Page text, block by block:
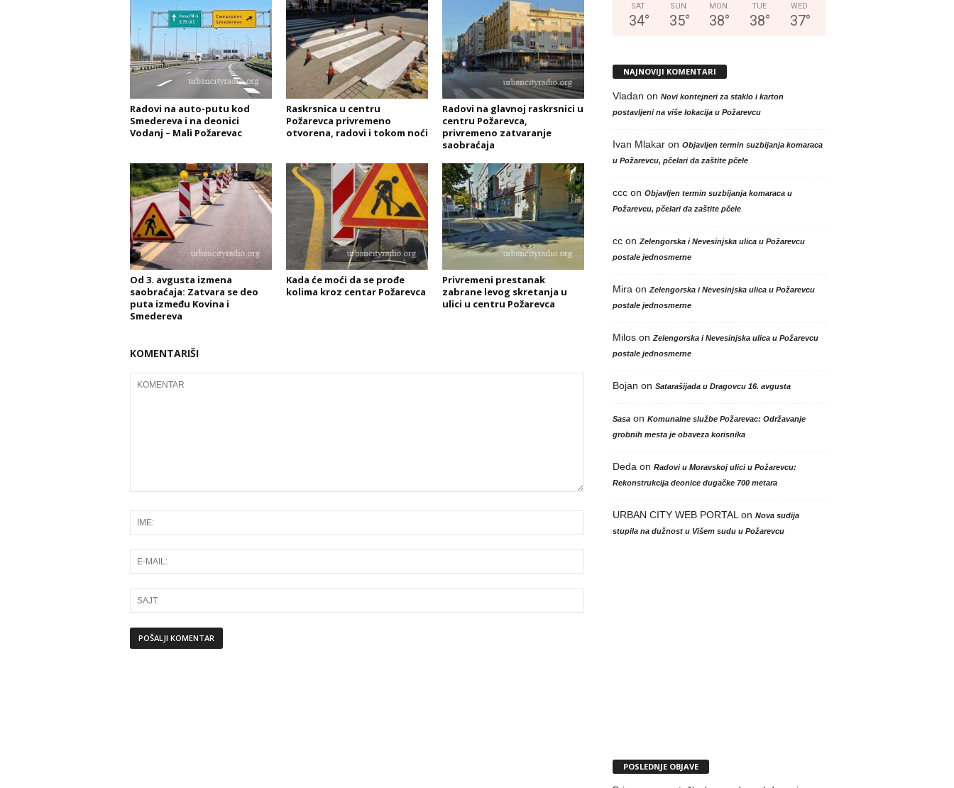
Radovi na auto-putu kod
Smedereva i na deonici
Vodanj – Mali Požarevac
Raskrsnica u centru
Požarevca privremeno
otvorena, radovi i tokom noći
Radovi na glavnoj raskrsnici u
centru Požarevca,
privremeno zatvaranje
saobraćaja
Od 3. avgusta izmena
saobraćaja: Zatvara se deo
puta između Kovina i
Smedereva
Kada će moći da se prođe
kolima kroz centar Požarevca
Privremeni prestanak
zabrane levog skretanja u
ulici u centru Požarevca
KOMENTARIŠI
SAT
34°
SUN
35°
MON
38°
TUE
38°
WED
37°
NAJNOVIJI KOMENTARI
Vladan on Novi kontejneri za staklo i karton
postavljeni na više lokacija u Požarevcu
Ivan Mlakaron Objavljen termin suzbijanja komaraca
u Požarevcu, pčelari da zaštite pčele
cccon Objavljen termin suzbijanja komaraca u
Požarevcu, pčelari da zaštite pčele
ccon Zelengorska i Nevesinjska ulica u Požarevcu
postale jednosmerne
Mira on Zelengorska i Nevesinjska ulica u Požarevcu
postale jednosmerne
Miloson Zelengorska i Nevesinjska ulica u Požarevcu
postale jednosmerne
Bojan on Satarašijada u Dragovcu 16. avgusta
Sasaon Komunalne službe Požarevac: Održavanje
grobnih mesta je obaveza korisnika
Deda on Radovi u Moravskoj ulici u Požarevcu:
Rekonstrukcija deonice dugačke 700 metara
URBAN CITY WEB PORTAL on Nova sudija
stupila na dužnost u Višem sudu u Požarevcu
POSLEDNJE OBJAVE